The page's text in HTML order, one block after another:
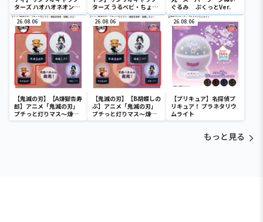
ターズ ハオハオネオンタ
ウンドールBIGタイプ1
ターズ うるベビ・ちょい
デカドール
ぐるみ ぷくっとVer.
26.08.06
【鬼滅の刃】【A煉獄杏寿
郎】アニメ「鬼滅の刃」
プチっと灯りマス～煉獄
杏寿郎・胡蝶しのぶ～
26.08.06
【鬼滅の刃】【B胡蝶しの
ぶ】アニメ「鬼滅の刃」
プチっと灯りマス～煉獄
杏寿郎・胡蝶しのぶ～
26.08.06
【プリキュア】名探偵プ
リキュア！ プラネタリウ
ムライト
もっと見る